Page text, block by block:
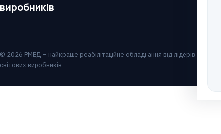
виробників
© 2026 РМЕД – найкраще реабілітаційне обладнання від лідерів
світових виробників